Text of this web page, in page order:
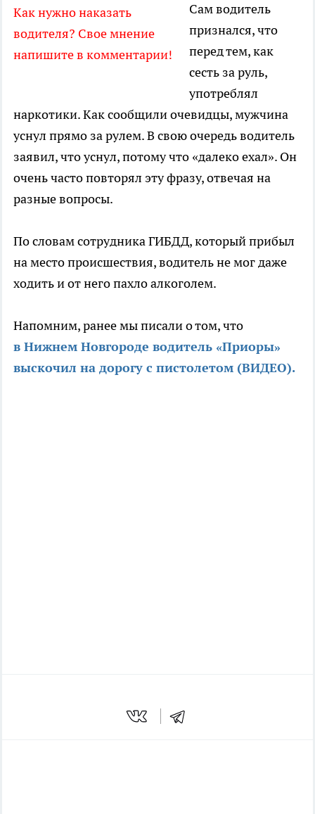
Как нужно наказать
водителя? Свое мнение
напишите в комментарии!
Сам водитель
признался, что
перед тем, как
сесть за руль,
употреблял
наркотики. Как сообщили очевидцы, мужчина
уснул прямо за рулем. В свою очередь водитель
заявил, что уснул, потому что «далеко ехал». Он
очень часто повторял эту фразу, отвечая на
разные вопросы.
По словам сотрудника ГИБДД, который прибыл
на место происшествия, водитель не мог даже
ходить и от него пахло алкоголем.
Напомним, ранее мы писали о том, что
в Нижнем Новгороде водитель «Приоры»
выскочил на дорогу с пистолетом (ВИДЕО).